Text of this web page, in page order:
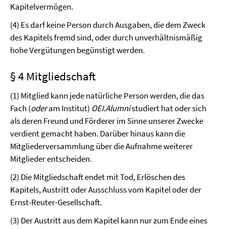
Kapitelvermögen.
(4) Es darf keine Person durch Ausgaben, die dem Zweck
des Kapitels fremd sind, oder durch unverhältnismäßig
hohe Vergütungen begünstigt werden.
§ 4 Mitgliedschaft
(1) Mitglied kann jede natürliche Person werden, die das
Fach (oderam Institut) OEI.Alumnistudiert hat oder sich
als deren Freund und Förderer im Sinne unserer Zwecke
verdient gemacht haben. Darüber hinaus kann die
Mitgliederversammlung über die Aufnahme weiterer
Mitglieder entscheiden.
(2) Die Mitgliedschaft endet mit Tod, Erlöschen des
Kapitels, Austritt oder Ausschluss vom Kapitel oder der
Ernst-Reuter-Gesellschaft.
(3) Der Austritt aus dem Kapitel kann nur zum Ende eines